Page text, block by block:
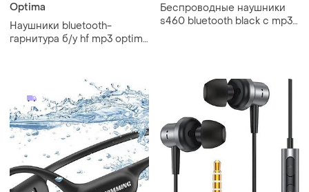
Optima
Наушники bluetooth-
гарнитура б/у hf mp3 optima
Беспроводные наушники
s460 bluetooth black с mp3